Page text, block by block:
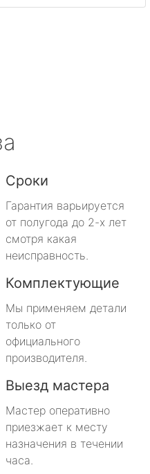
Сроки
Гарантия варьируется
от полугода до 2-х лет
смотря какая
неисправность.
Комплектующие
Мы применяем детали
только от
официального
производителя.
Выезд мастера
Мастер оперативно
приезжает к месту
назначения в течении
часа.